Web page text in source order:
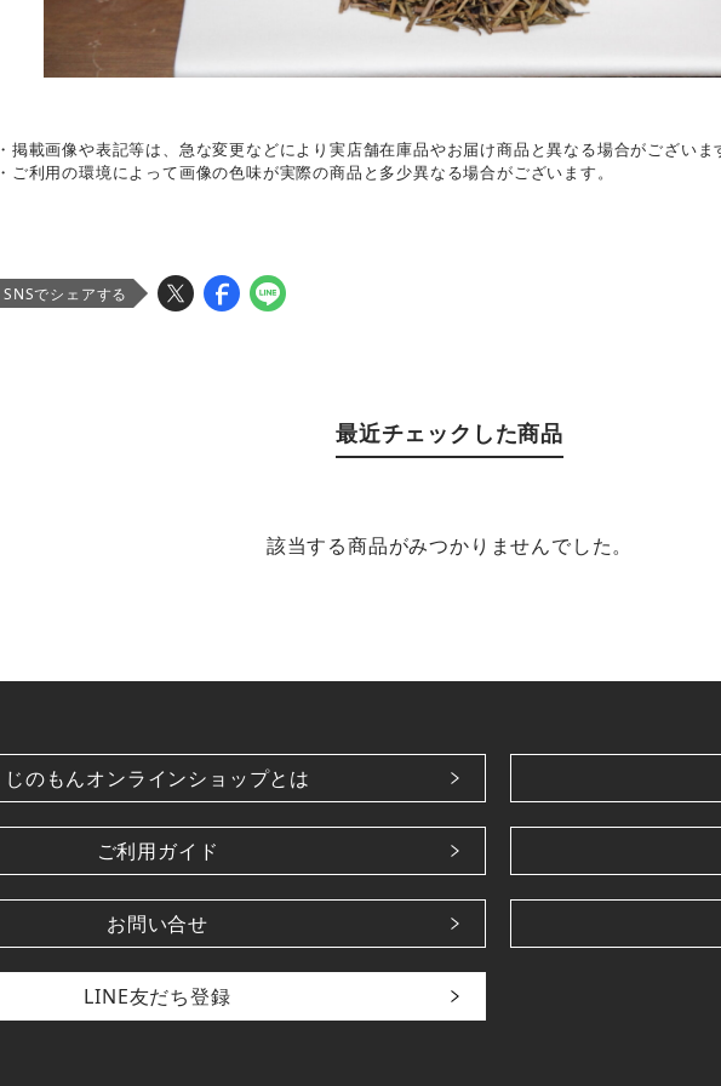
・掲載画像や表記等は、急な変更などにより実店舗在庫品やお届け商品と異なる場合がございま
・ご利用の環境によって画像の色味が実際の商品と多少異なる場合がございます。
SNSでシェアする
最近チェックした商品
該当する商品がみつかりませんでした。
じのもんオンラインショップとは
ご利用ガイド
お問い合せ
LINE友だち登録